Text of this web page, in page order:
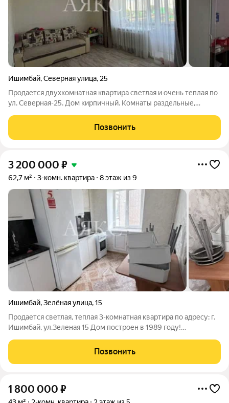
Ишимбай,Северная улица, 25
Продается двухкомнатная квартира светлая и очень теплая по
ул. Северная-25. Дом кирпичный. Комнаты раздельные,
Комфортный 2 этаж, чистый, капитально отремонтированный
подъезд. Удобная парковка прямо
Позвонить
3 200 000 ₽
62,7 м² 3-комн. квартира 8 этаж из 9
Ишимбай,Зелёная улица,15
Продается светлая, теплая 3-комнатная квартира по адресу: г.
Ишимбай, ул.Зеленая 15 Дом построен в 1989 году!
площадью 62,7 кв.м. Кухня - 7,8 кв.м. Квартира для тех, кто
хочет ремонт по своему вкусу.
Позвонить
1 800 000 ₽